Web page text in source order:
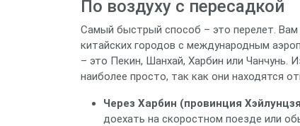
По воздуху с пересадкой
Самый быстрый способ – это перелет.
китайских городов с международным
– это Пекин, Шанхай, Харбин или Чанчунь.
наиболее просто, так как они находятся
Через Харбин (провинция
доехать на скоростном поезде или